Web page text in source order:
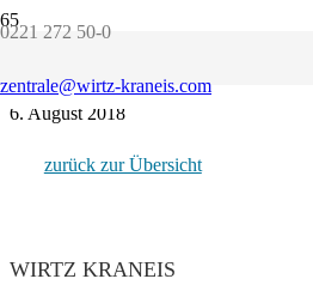
0221 272 50-0
zentrale@wirtz-kraneis.com
Dr. Thomas Klein
6. August 2018
zurück zur Übersicht
WIRTZ KRANEIS